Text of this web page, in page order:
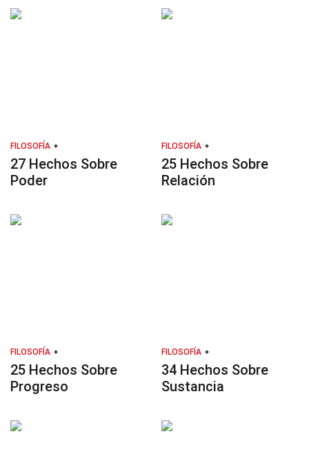
FILOSOFÍA
27 Hechos Sobre
Poder
FILOSOFÍA
25 Hechos Sobre
Relación
FILOSOFÍA
25 Hechos Sobre
Progreso
FILOSOFÍA
34 Hechos Sobre
Sustancia